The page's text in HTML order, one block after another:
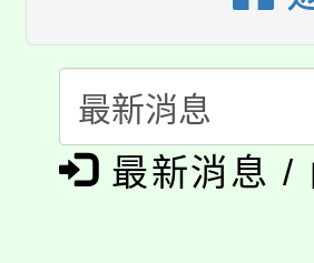
視費優惠，
半價優惠，
者。
大園自造教
份教師增能
大溪自造教
份教師研習
淨零綠生活
會
公告本校
最新消息 /